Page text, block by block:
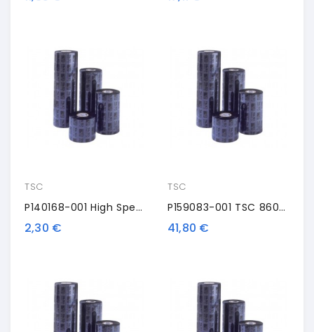
TSC
P140168-001 High Speed, TSC, Thermal Transfer Ribbon, Wax, 110mm, 2 Rolls/box, Black
2,30 €
TSC
P159083-001 TSC 8600-SRE, TSC, Nastro Trasportatore Termico, Resina, 110 Mm, Nero
41,80 €